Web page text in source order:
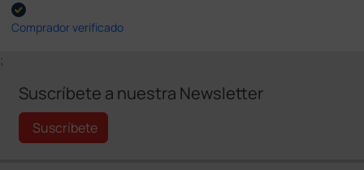
Comprador verificado
;
Suscríbete a nuestra Newsletter
Suscríbete